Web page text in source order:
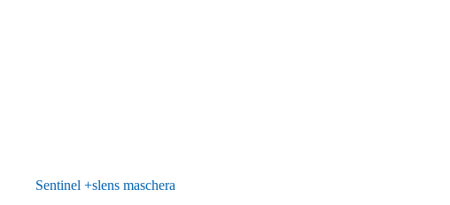
Sentinel +slens maschera